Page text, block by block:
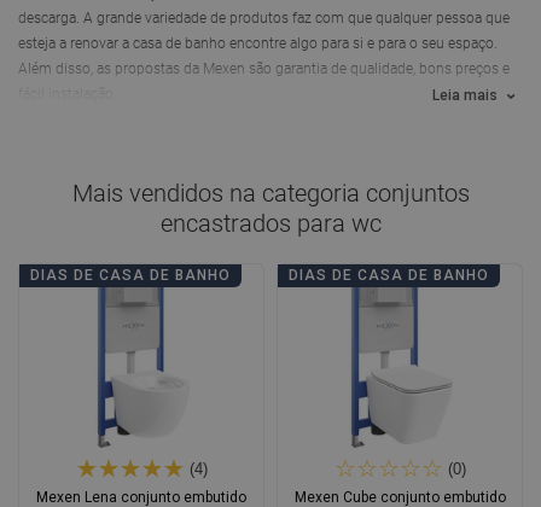
descarga. A grande variedade de produtos faz com que qualquer pessoa que
esteja a renovar a casa de banho encontre algo para si e para o seu espaço.
Além disso, as propostas da Mexen são garantia de qualidade, bons preços e
Leia mais
Mais vendidos na categoria conjuntos
encastrados para wc
DIAS DE CASA DE BANHO
(4)
Mexen Lena conjunto embutido
DIAS DE CASA DE BANHO
(0)
Mexen Cube conjunto embutido